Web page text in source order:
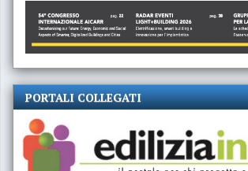
PORTALI COLLEGATI